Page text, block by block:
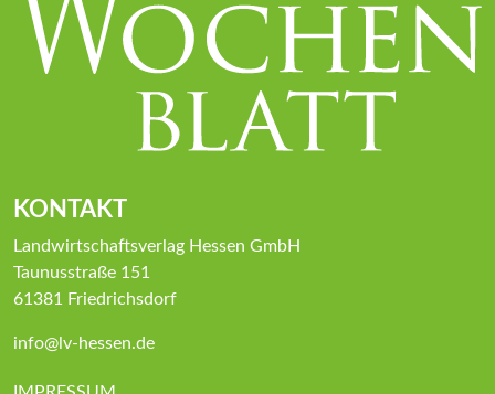
KONTAKT
Landwirtschaftsverlag Hessen GmbH
Taunusstraße 151
61381 Friedrichsdorf
info@lv-hessen.de